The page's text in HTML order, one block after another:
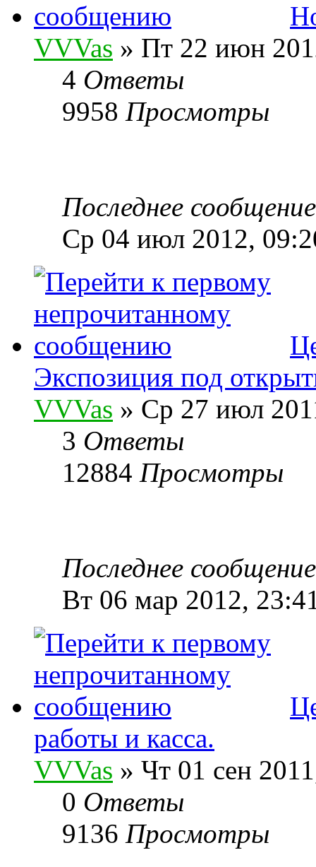
VVVas » Пт 22 июн
4 Ответы
9958 Просмотры
Последнее
Ср 04 июл 2012,
Экспозиция под
VVVas » Ср 27 июл
3 Ответы
12884 Просмотры
Последнее
Вт 06 мар 2012,
работы и касса.
VVVas » Чт 01 сен
0 Ответы
9136 Просмотры